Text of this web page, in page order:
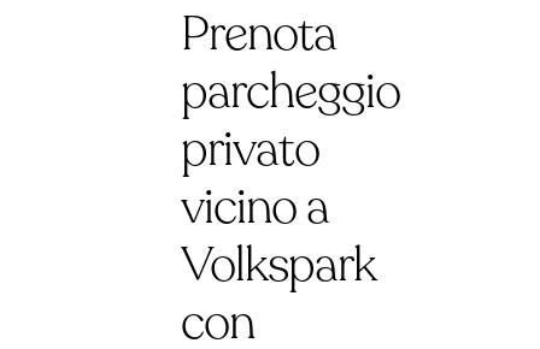
Prenota
parcheggio
privato
vicino a
Volkspark
con